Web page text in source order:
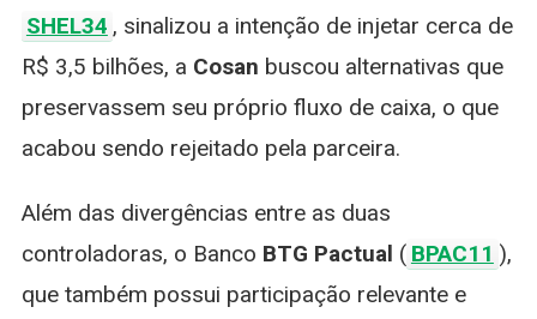
SHEL34 , sinalizou a intenção de injetar cerca de
R$ 3,5 bilhões, a Cosan buscou alternativas que
preservassem seu próprio fluxo de caixa, o que
acabou sendo rejeitado pela parceira.
Além das divergências entre as duas
controladoras, o Banco BTG Pactual ( BPAC11 ),
que também possui participação relevante e